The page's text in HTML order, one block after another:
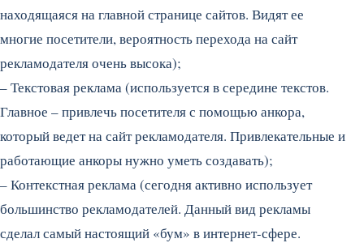
находящаяся на главной странице сайтов. Видят ее
многие посетители, вероятность перехода на сайт
рекламодателя очень высока);
– Текстовая реклама (используется в середине текстов.
Главное – привлечь посетителя с помощью анкора,
который ведет на сайт рекламодателя. Привлекательные и
работающие анкоры нужно уметь создавать);
– Контекстная реклама (сегодня активно использует
большинство рекламодателей. Данный вид рекламы
сделал самый настоящий «бум» в интернет-сфере.